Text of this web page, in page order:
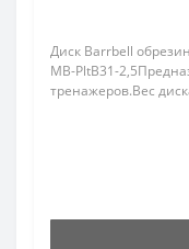
Диск Barrbell
MB-PltB31-
тренажеров.Вес